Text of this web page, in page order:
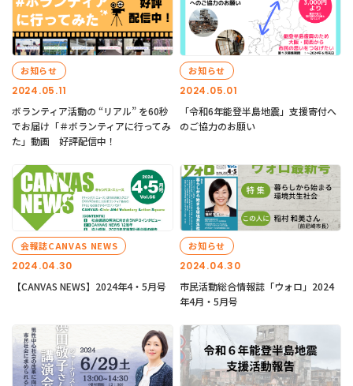
2024.05.11
お知らせ
ボランティア活動の “リアル” を60秒
でお届け「＃ボランティアに行ってみ
た」動画 好評配信中！
2024.05.01
お知らせ
「令和6年能登半島地震」支援寄付へ
のご協力のお願い
2024.04.30
会報誌CANVAS NEWS
【CANVAS NEWS】2024年4・5月号
2024.04.30
お知らせ
市民活動総合情報誌「ウォロ」2024
年4月・5月号